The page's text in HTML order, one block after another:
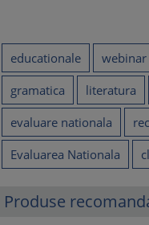
educationale webinar
gramatica
literatura
evaluare nationala
Evaluarea Nationala
Produse